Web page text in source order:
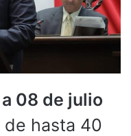
08 de julio
hasta 40